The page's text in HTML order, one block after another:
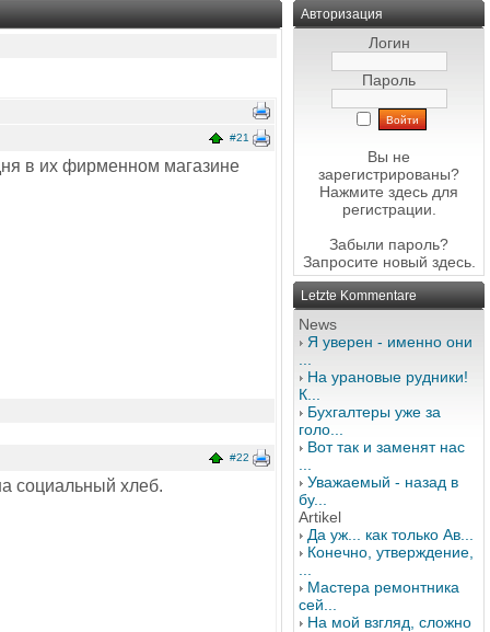
#21
в их фирменном магазине
#22
социальный хлеб.
Авторизация
Логин
Пароль
Вы не
зарегистрированы?
Нажмите здесь для
регистрации.
Забыли пароль?
Запросите новый здесь.
Letzte Kommentare
News
Я уверен - именно они
На урановые рудники!
К...
Бухгалтеры уже за
голо...
Вот так и заменят нас
Уважаемый - назад в
бу...
Artikel
Да уж... как только Ав...
Конечно, утверждение,
Мастера ремонтника
сей...
На мой взгляд, сложно